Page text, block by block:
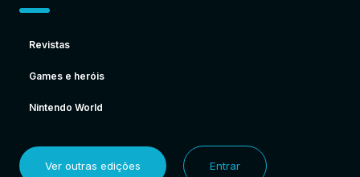
Revistas
Games e heróis
Nintendo World
Ver outras edições Entrar